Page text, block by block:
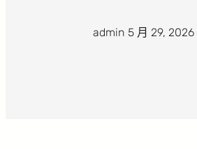
admin 5 月 29, 2026